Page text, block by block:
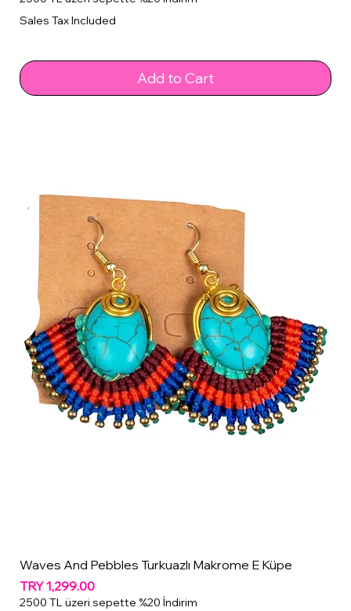
Sales Tax Included
Add to Cart
Waves And Pebbles Turkuazlı Makrome E Küpe
Price
TRY 1,299.00
2500 TL üzeri sepette %20 İndirim